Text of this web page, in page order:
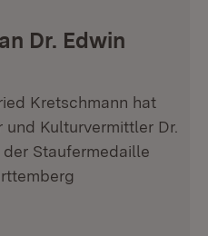
Dr. Edwin
Kretschmann hat
Kulturvermittler Dr.
Staufermedaille